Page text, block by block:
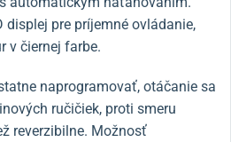
displej pre príjemné ovládanie,
v čiernej farbe.
naprogramovať, otáčanie sa
ručičiek, proti smeru
reverzibilne. Možnosť